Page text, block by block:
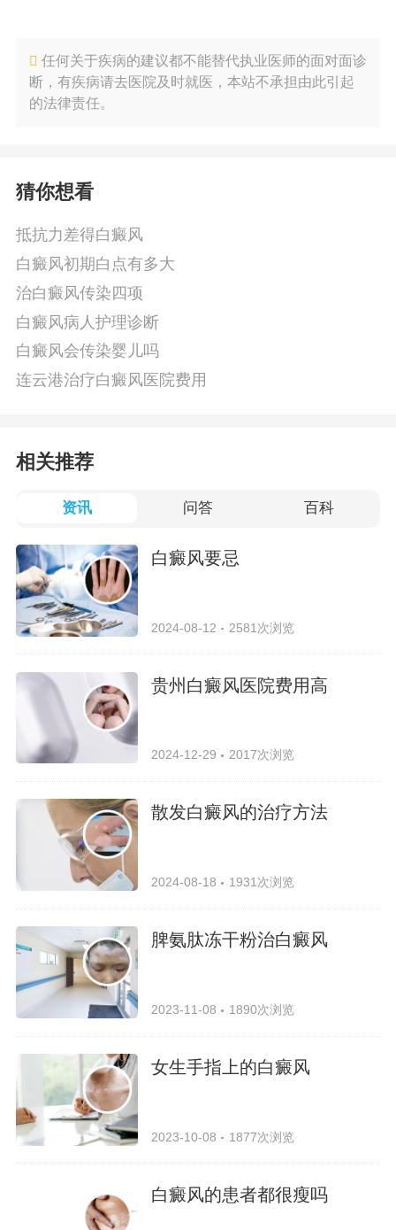
任何关于疾病的建议都不能替代执业医师的面对面诊
断，有疾病请去医院及时就医，本站不承担由此引起
的法律责任。
猜你想看
抵抗力差得白癜风
白癜风初期白点有多大
治白癜风传染四项
白癜风病人护理诊断
白癜风会传染婴儿吗
连云港治疗白癜风医院费用
相关推荐
资讯 问答 百科
白癜风要忌
2024-08-12 2581次浏览
贵州白癜风医院费用高
2024-12-29 2017次浏览
散发白癜风的治疗方法
2024-08-18 1931次浏览
脾氨肽冻干粉治白癜风
2023-11-08 1890次浏览
女生手指上的白癜风
2023-10-08 1877次浏览
白癜风的患者都很瘦吗